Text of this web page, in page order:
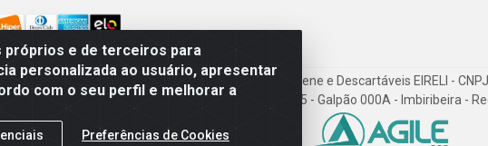
e de terceiros para
personalizada ao usuário, apresentar
com o seu perfil e melhorar a
Preferências de Cookies
Bravi Consumíveis de Higiene e Descartáveis EIRELI -
Av. Sul Gov. Cid Sampaio, 3125 - Galpão 000A - Imbiribeira -